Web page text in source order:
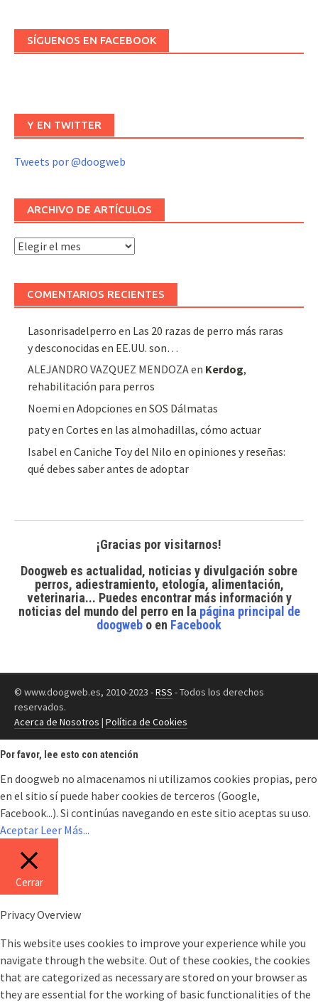
SÍGUENOS EN FACEBOOK
Y EN TWITTER
Tweets por @doogweb
ARCHIVO DE ARTÍCULOS
Archivo
COMENTARIOS RECIENTES
Lasonrisadelperro en Las 20 razas de perro más raras
y desconocidas en EE.UU. son…
ALEJANDRO VAZQUEZ MENDOZAen Kerdog,
rehabilitación para perros
Noemi enAdopciones en SOS Dálmatas
patyenCortes en las almohadillas, cómo actuar
Isabel enCaniche Toy del Nilo en opiniones y reseñas:
qué debes saber antes de adoptar
¡Gracias por visitarnos!
Doogweb es actualidad, noticias y divulgación sobre
perros, adiestramiento, etología, alimentación,
veterinaria... Puedes encontrar más información y
noticias del mundo del perroen la página principal de
doogweb o en Facebook
© www.doogweb.es, 2010-2023 -RSS - Todos los derechos
reservados.
Acerca de Nosotros | Política de Cookies
Por favor, lee esto con atención
En doogweb no almacenamos ni utilizamos cookies propias, pero
en el sitio sí puede haber cookies de terceros (Google,
Facebook...). Si continúas navegando en este sitio aceptas su uso.
Aceptar Leer Más...
Cerrar
Privacy Overview
This website uses cookies to improve your experience while you
navigate through the website. Out of these cookies, the cookies
that are categorized as necessary are stored on your browser as
they are essential for the working of basic functionalities of the